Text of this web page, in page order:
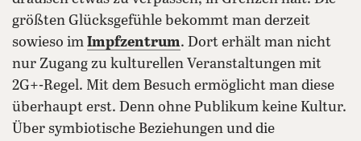
größten Glücksgefühle bekommt man derzeit
sowieso im Impfzentrum. Dort erhält man nicht
nur Zugang zu kulturellen Veranstaltungen mit
2G+-Regel. Mit dem Besuch ermöglicht man diese
überhaupt erst. Denn ohne Publikum keine Kultur.
Über symbiotische Beziehungen und die